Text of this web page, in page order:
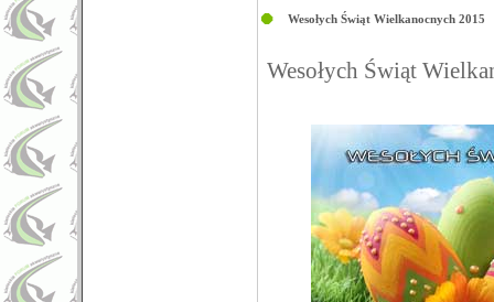
Wesołych Świąt Wielkanocnych 2015
Wesołych Świąt